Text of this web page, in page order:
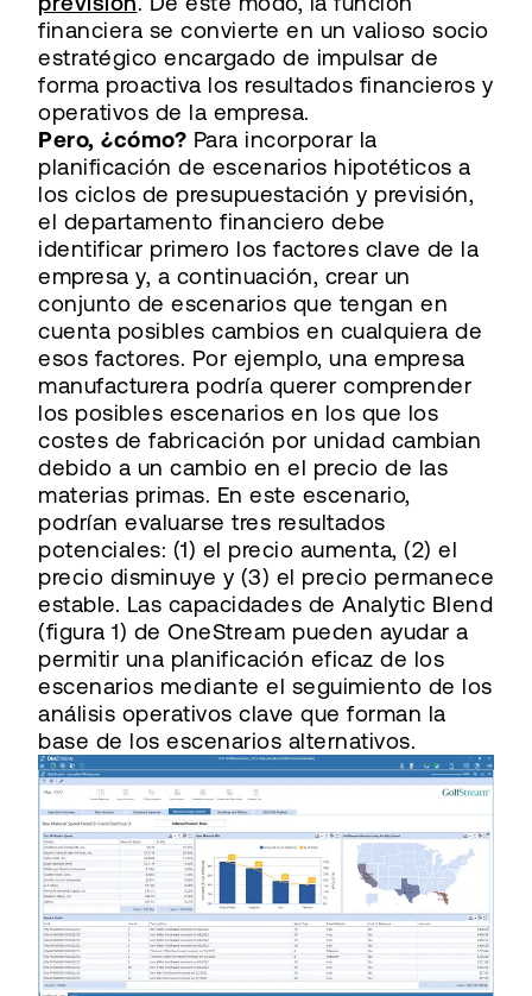
financiera se convierte en un valioso socio
estratégico encargado de impulsar de
forma proactiva los resultados financieros y
operativos de la empresa.
Pero, ¿cómo? Para incorporar la
planificación de escenarios hipotéticos a
los ciclos de presupuestación y previsión,
el departamento financiero debe
identificar primero los factores clave de la
empresa y, a continuación, crear un
conjunto de escenarios que tengan en
cuenta posibles cambios en cualquiera de
esos factores. Por ejemplo, una empresa
manufacturera podría querer comprender
los posibles escenarios en los que los
costes de fabricación por unidad cambian
debido a un cambio en el precio de las
materias primas. En este escenario,
podrían evaluarse tres resultados
potenciales: (1) el precio aumenta, (2) el
precio disminuye y (3) el precio permanece
estable. Las capacidades de Analytic Blend
(figura 1) de OneStream pueden ayudar a
permitir una planificación eficaz de los
escenarios mediante el seguimiento de los
análisis operativos clave que forman la
base de los escenarios alternativos.